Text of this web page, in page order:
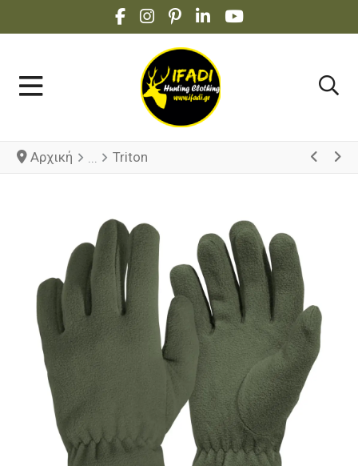
FACEBOOK SOCIAL LINK
INSTAGRAM SOCIAL LINK
PINTEREST SOCIAL LINK
LINKEDIN SOCIAL LINK
YOUTUBE SOCIAL
Αρχική Triton